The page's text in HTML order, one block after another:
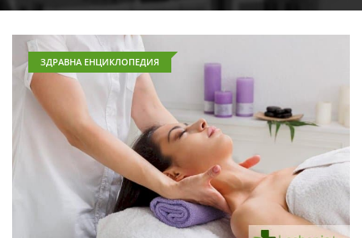
ЗДРАВНА ЕНЦИКЛОПЕДИЯ